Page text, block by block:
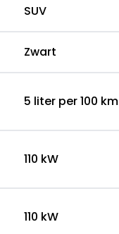
SUV
Zwart
5 liter per 100 km
110 kW
110 kW